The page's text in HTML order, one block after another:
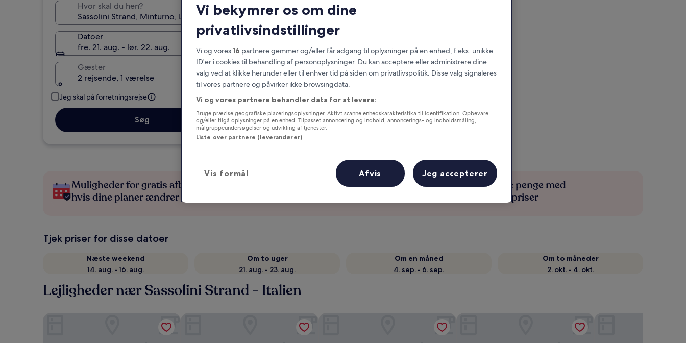
Hvor skal du hen?
Datoer
fre. 21. aug. - lør. 22. aug.
Gæster
2 rejsende, 1 værelse
Jeg skal på forretningsrejse
Søg
Muligheder for gratis afbestilling,
hvis dine planer ændrer sig
Optjen fordele for hver overnatning
Spar flere penge med
medlemspriser
Tjek priser for disse datoer
Næste weekend
14. aug. - 16. aug.
Om to uger
21. aug. - 23. aug.
Om en måned
4. sep. - 6. sep.
Om to måneder
2. okt. - 4. okt.
Lejligheder nær Sassolini Strand - Italien
Belvedere Home With sea View on the Gulf of GaetaSea View Appartment for 6 Person
Vi bekymrer os om dine
privatlivsindstillinger
Vi og vores16 partnere gemmer og/eller får adgang til oplysninger på en enhed, f.eks. unikke
ID'er i cookies til behandling af personoplysninger. Du kan acceptere eller administrere dine
valg ved at klikke herunder eller til enhver tid på siden om privatlivspolitik. Disse valg signaleres
til vores partnere og påvirker ikke browsingdata.
Vi og vores partnere behandler data for at levere:
Bruge præcise geografiske placeringsoplysninger. Aktivt scanne enhedskarakteristika til identifikation. Opbevare
og/eller tilgå oplysninger på en enhed. Tilpasset annoncering og indhold, annoncerings- og indholdsmåling,
målgruppeundersøgelser og udvikling af tjenester.
Liste over partnere (leverandører)
Vis formål Afvis Jeg accepterer